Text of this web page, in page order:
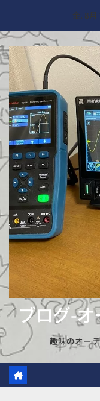
content
金. 8
ブログ-
趣味のオー